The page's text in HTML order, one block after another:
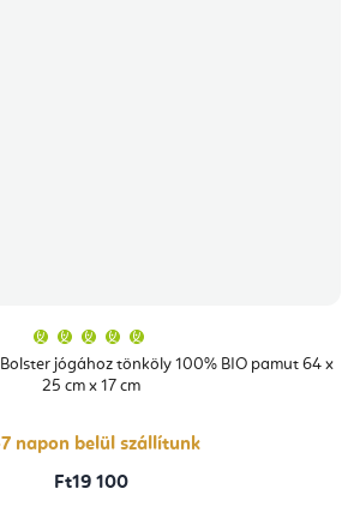
jógához tönköly 100% BIO pamut 64 x
25 cm x 17 cm
átlagos
értékelése
csillag.
napon belül szállítunk
Ft19 100